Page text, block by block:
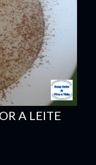
A LEITE